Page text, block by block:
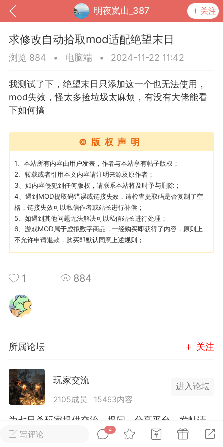
明夜岚山_387 关注
我的钱包 道具 排行榜
MOD下载 攻略教程 联机招募
大人
Lv.8
卖挂
禁止发布联机可用的作弊模组，
单机辅助引流私下售卖服务器外挂！
作弊模组的发布规范近期收到一些信息
模组的发布行为：1. *...
汉
72 2.21w
大人
Lv.8
写评论
4
求修改自动拾取mod适配绝望末日
浏览 884 • 电脑端 • 2024-11-22 11:42
我测试了下，绝望末日只添加这一个也无法使用，
mod失效，怪太多捡垃圾太麻烦，有没有大佬能看
下如何搞
©版权声明
1、本站所有内容由用户发表，作者与本站享有帖子版权；
2、转载或者引用本文内容请注明来源及原作者；
3、如内容侵犯到任何版权，请联系本站将及时予与删除；
4、遇到MOD提取码错误或链接失效，请检查提取码是否复制了空
格，链接失效可以私信作者或站长进行补偿；
5、如遇到其他问题无法解决可以私信站长进行处理；
6、游戏MOD属于虚拟数字商品，一经购买即获得了内容，原则上
不允许申请退款，购买即默认同意上述规则；
1 884
所属论坛 关注
玩家交流
2105成员 15493内容
进入论坛
为七日杀玩家提供交流、提问、分享平台。发帖请
遵守中国法律规则，拒绝违法信息！